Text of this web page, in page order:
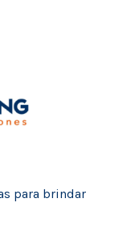
para brindar